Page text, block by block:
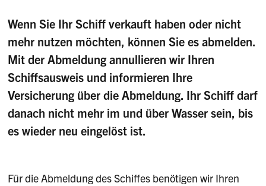
Wenn Sie Ihr Schiff verkauft haben oder nicht
mehr nutzen möchten, können Sie es abmelden.
Mit der Abmeldung annullieren wir Ihren
Schiffsausweis und informieren Ihre
Versicherung über die Abmeldung. Ihr Schiff darf
danach nicht mehr im und über Wasser sein, bis
es wieder neu eingelöst ist.
Für die Abmeldung des Schiffes benötigen wir Ihren